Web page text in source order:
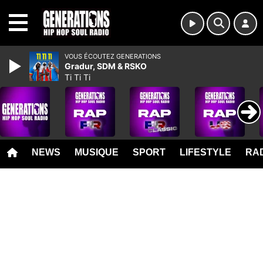
NEWS MUSIQUE SPORT LIFESTYLE
VOUS ÉCOUTEZ GENERATIONS
Gradur, SDM & RSKO
Ti Ti Ti